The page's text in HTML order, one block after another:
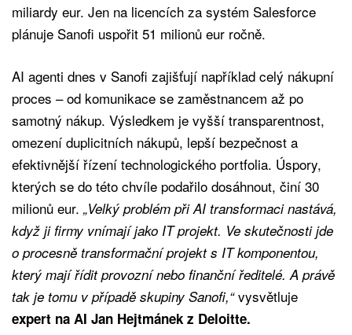
miliardy eur. Jen na licencích za systém Salesforce
plánuje Sanofi uspořit 51 milionů eur ročně.
AI agenti dnes v Sanofi zajišťují například celý nákupní
proces – od komunikace se zaměstnancem až po
samotný nákup. Výsledkem je vyšší transparentnost,
omezení duplicitních nákupů, lepší bezpečnost a
efektivnější řízení technologického portfolia. Úspory,
kterých se do této chvíle podařilo dosáhnout, činí 30
milionů eur. „Velký problém při AI transformaci nastává,
když ji firmy vnímají jako IT projekt. Ve skutečnosti jde
o procesně transformační projekt s IT komponentou,
který mají řídit provozní nebo finanční ředitelé. A právě
tak je tomu v případě skupiny Sanofi,“vysvětluje
expert na AI Jan Hejtmánek z Deloitte.